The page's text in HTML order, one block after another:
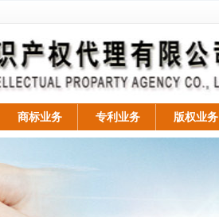
商标业务 专利业务 版权业务